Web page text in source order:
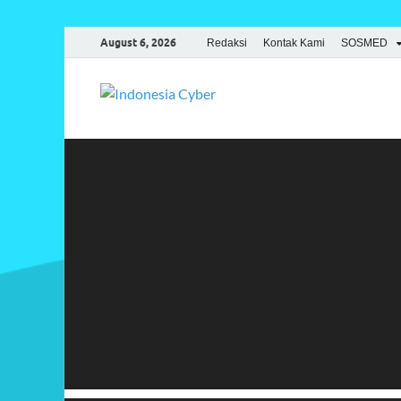
August 6, 2026 Redaksi Kontak Kami SOSMED